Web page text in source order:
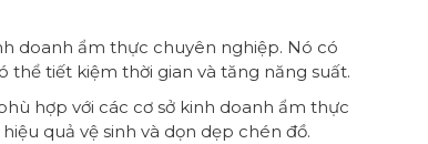
doanh ẩm thực chuyên nghiệp. Nó có
tiết kiệm thời gian và tăng năng suất.
hợp với các cơ sở kinh doanh ẩm thực
quả vệ sinh và dọn dẹp chén đồ.